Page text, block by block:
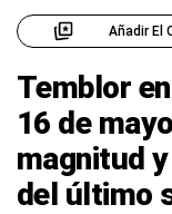
Añadir El
Temblor
16 de
magnitud
del último